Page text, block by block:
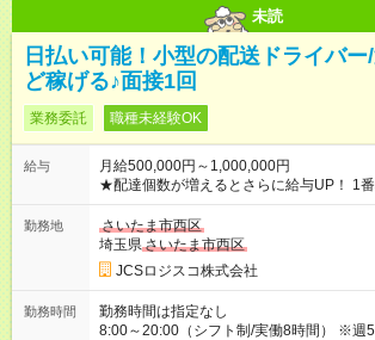
未読
日払い可能！小型の配送ドライバ
ど稼げる♪面接1回
業務委託 職種未経験OK
給与
月給500,000円～1,000,000円
★配達個数が増えるとさらに給与UP！ 1
ど！ ・主要都市エリア 月収55万円／週5日稼働 月収65万~112
万円／週6日稼働 ・地方郊外エリア 月収40万円／週5日稼働 月
収40万円~50万円／週6日稼働 ＜モデルイメージ＞ ■月収50万
円 (27歳男性/江東区在住)※元建築関係 1日
(日休み) ■月収80万円(43歳男性/墨田区在住)※元営業 1日200個
勤務地
さいたま市西区
埼玉県さいたま市西区
JCSロジスコ株式会社
勤務時間
勤務時間は指定なし
8:00～20:00（シフト制/実働8時間） ※週